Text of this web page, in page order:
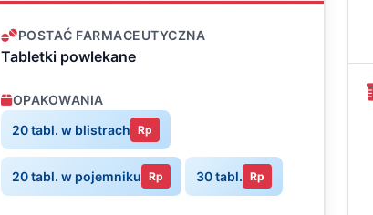
POSTAĆ FARMACEUTYCZNA
Tabletki powlekane
OPAKOWANIA
20 tabl. w blistrach Rp
20 tabl. w pojemniku Rp 30 tabl. Rp